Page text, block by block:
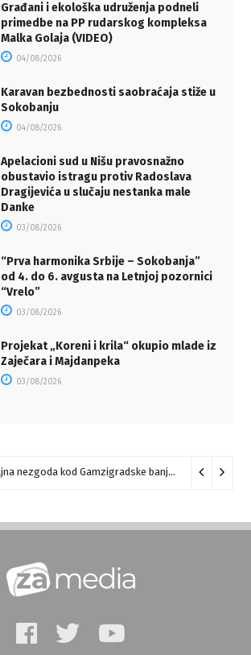
Građani i ekološka udruženja podneli
primedbe na PP rudarskog kompleksa
Malka Golaja (VIDEO)
04/08/2026
Karavan bezbednosti saobraćaja stiže u
Sokobanju
04/08/2026
Apelacioni sud u Nišu pravosnažno
obustavio istragu protiv Radoslava
Dragijevića u slučaju nestanka male
Danke
03/08/2026
“Prva harmonika Srbije – Sokobanja”
od 4. do 6. avgusta na Letnjoj pozornici
“Vrelo”
03/08/2026
Projekat „Koreni i krila“ okupio mlade iz
Zaječara i Majdanpeka
03/08/2026
Saobraćajna nezgoda kod Gamzigradske banje 05/08/2026